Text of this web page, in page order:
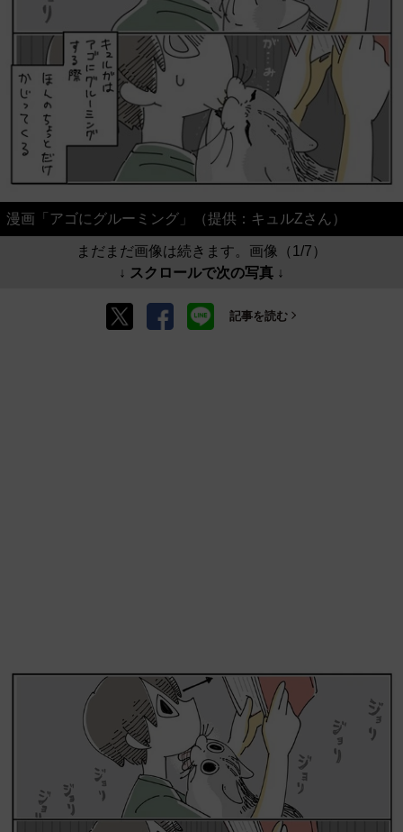
漫画「アゴにグルーミング」（提供：キュルZさん）
まだまだ画像は続きます。画像（1/7）
↓ スクロールで次の写真 ↓
記事を読む